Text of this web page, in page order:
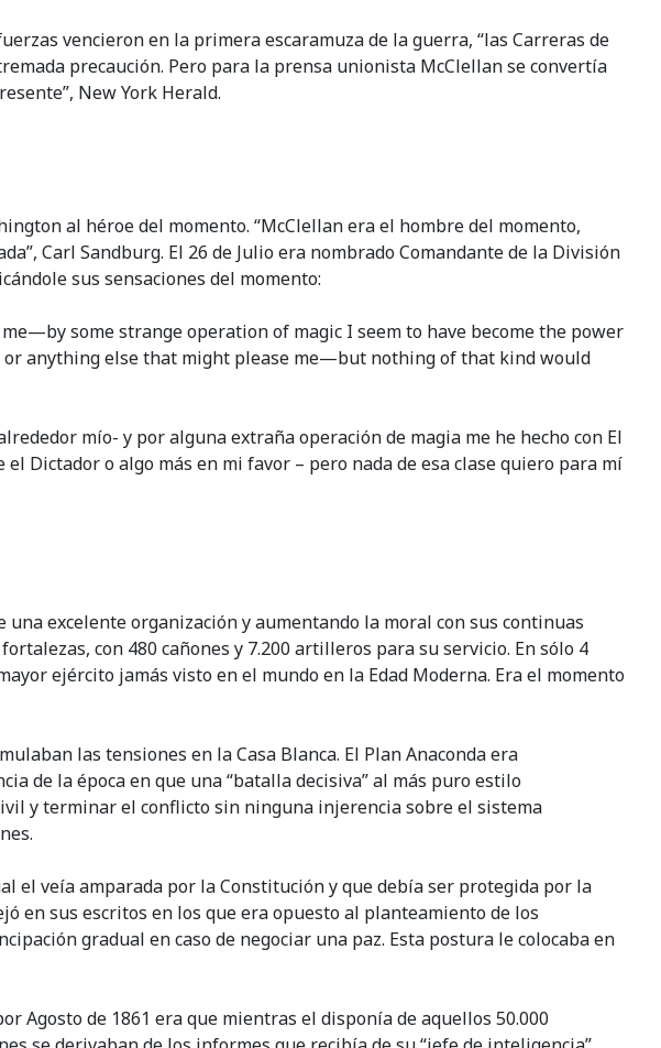
vencieron en la primera escaramuza de la guerra, “las Carreras de
precaución. Pero para la prensa unionista McClellan se convertía
New York Herald.
al héroe del momento. “McClellan era el hombre del momento,
Carl Sandburg. El 26 de Julio era nombrado Comandante de la División
sus sensaciones del momento:
some strange operation of magic I seem to have become the power
or anything else that might please me—but nothing of that kind would
mío- y por alguna extraña operación de magia me he hecho con El
Dictador o algo más en mi favor – pero nada de esa clase quiero para mí
excelente organización y aumentando la moral con sus continuas
con 480 cañones y 7.200 artilleros para su servicio. En sólo 4
ejército jamás visto en el mundo en la Edad Moderna. Era el momento
las tensiones en la Casa Blanca. El Plan Anaconda era
de la época en que una “batalla decisiva” al más puro estilo
y terminar el conflicto sin ninguna injerencia sobre el sistema
el veía amparada por la Constitución y que debía ser protegida por la
en sus escritos en los que era opuesto al planteamiento de los
gradual en caso de negociar una paz. Esta postura le colocaba en
Agosto de 1861 era que mientras el disponía de aquellos 50.000